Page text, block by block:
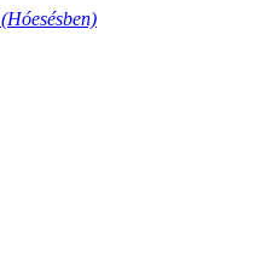
(Hóesésben)